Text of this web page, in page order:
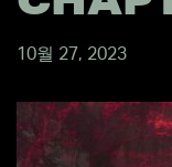
10월 27, 2023